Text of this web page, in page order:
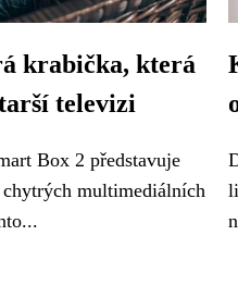
krabička, která
televizi
Box 2 představuje
multimediálních